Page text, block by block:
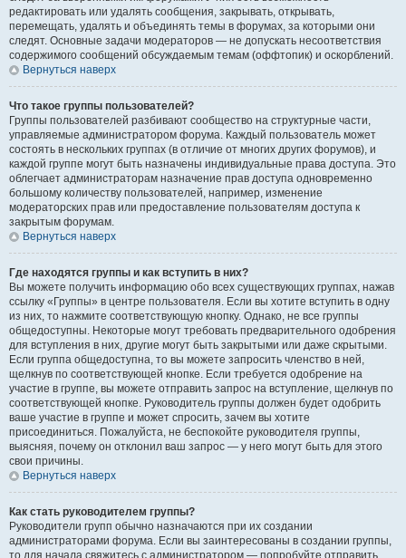
редактировать или удалять сообщения, закрывать, открывать,
перемещать, удалять и объединять темы в форумах, за которыми они
следят. Основные задачи модераторов — не допускать несоответствия
содержимого сообщений обсуждаемым темам (оффтопик) и оскорблений.
Вернуться наверх
Что такое группы пользователей?
Группы пользователей разбивают сообщество на структурные части,
управляемые администратором форума. Каждый пользователь может
состоять в нескольких группах (в отличие от многих других форумов), и
каждой группе могут быть назначены индивидуальные права доступа. Это
облегчает администраторам назначение прав доступа одновременно
большому количеству пользователей, например, изменение
модераторских прав или предоставление пользователям доступа к
закрытым форумам.
Вернуться наверх
Где находятся группы и как вступить в них?
Вы можете получить информацию обо всех существующих группах, нажав
ссылку «Группы» в центре пользователя. Если вы хотите вступить в одну
из них, то нажмите соответствующую кнопку. Однако, не все группы
общедоступны. Некоторые могут требовать предварительного одобрения
для вступления в них, другие могут быть закрытыми или даже скрытыми.
Если группа общедоступна, то вы можете запросить членство в ней,
щелкнув по соответствующей кнопке. Если требуется одобрение на
участие в группе, вы можете отправить запрос на вступление, щелкнув по
соответствующей кнопке. Руководитель группы должен будет одобрить
ваше участие в группе и может спросить, зачем вы хотите
присоединиться. Пожалуйста, не беспокойте руководителя группы,
выясняя, почему он отклонил ваш запрос — у него могут быть для этого
свои причины.
Вернуться наверх
Как стать руководителем группы?
Руководители групп обычно назначаются при их создании
администраторами форума. Если вы заинтересованы в создании группы,
то для начала свяжитесь с администратором — попробуйте отправить